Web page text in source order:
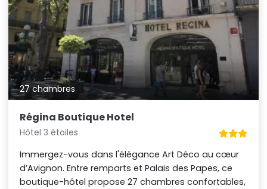
27 chambres
Régina Boutique Hotel
Hôtel 3 étoiles
Immergez-vous dans l'élégance Art Déco au cœur
d’Avignon. Entre remparts et Palais des Papes, ce
boutique-hôtel propose 27 chambres confortables,